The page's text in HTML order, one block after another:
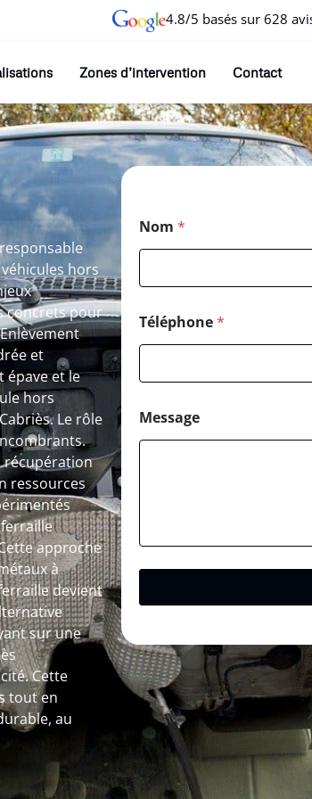
4.8/5 basés sur 628
Zones d’intervention Contact
hors
concrets pour
et
épave et le
hors
Le rôle
récupération
ressources
approche
à
devient
sur une
Cette
tout en
au
Nom *
Téléphone*
Message